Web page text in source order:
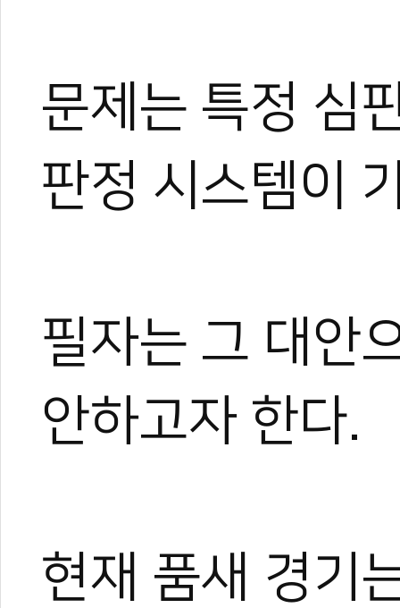
문제는 특정 심
판정 시스템이
필자는 그 대안
안하고자 한다.
현재 품새 경기